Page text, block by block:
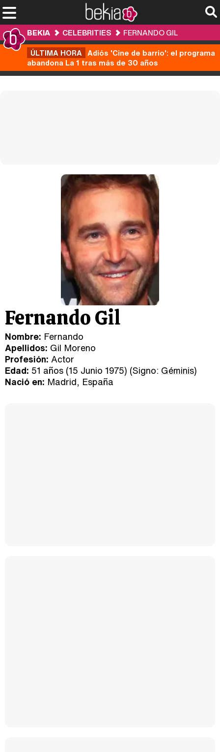
BEKIA CELEBRITIES
FERNANDO GIL
ÚLTIMA HORA Adiós 'Cine de barrio': el programa
abandona La 1 tras más de 30 años
Fernando Gil
Nombre: Fernando
Apellidos: Gil Moreno
Profesión: Actor
Edad: 51 años (15 Junio 1975) (Signo: Géminis)
Nació en: Madrid, España